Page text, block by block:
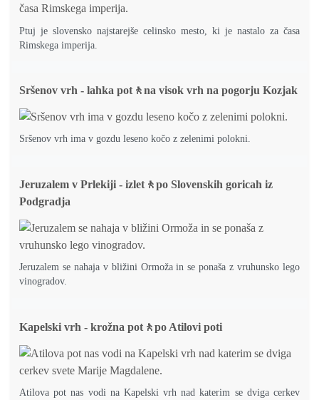
Ptuj je slovensko najstarejše celinsko mesto, ki je nastalo za časa
Rimskega imperija.
Sršenov vrh - lahka pot🚶na visok vrh na pogorju Kozjak
Sršenov vrh ima v gozdu leseno kočo z zelenimi polokni.
Jeruzalem v Prlekiji - izlet🚶po Slovenskih goricah iz
Podgradja
Jeruzalem se nahaja v bližini Ormoža in se ponaša z vruhunsko lego
vinogradov.
Kapelski vrh - krožna pot🚶po Atilovi poti
Atilova pot nas vodi na Kapelski vrh nad katerim se dviga cerkev